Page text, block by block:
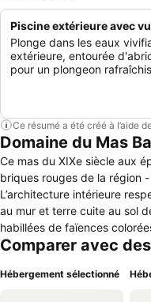
Piscine extérieure avec
Plonge dans les eaux
extérieure, entourée
pour un plongeon
Ce résumé a été créé à l’aide
Domaine du Mas
Ce mas du XIXe siècle aux
briques rouges de la région
L’architecture intérieure
au mur et terre cuite au sol
habillées de faïences
plafonds et les charpentes
marbre des salles de bains
Comparer avec
Hébergement sélectionné